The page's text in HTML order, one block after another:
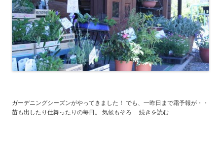
ガーデニングシーズンがやってきました！ でも、一昨日まで霜予報が・・
苗も出したり仕舞ったりの毎日。 気候もそろ …続きを読む